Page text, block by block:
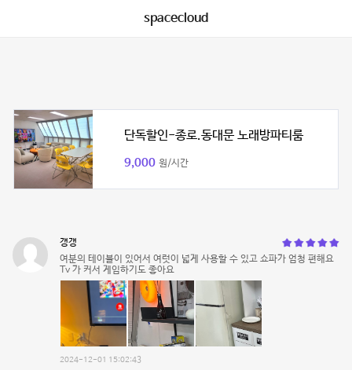
spacecloud
단독할인-종로.동대문 노래방파티룸
9,000 원/시간
갱갱
여분의 테이블이 있어서 여럿이 넓게 사용할 수 있고 쇼파가 엄청 편해요
Tv 가 커서 게임하기도 좋아요
2024-12-01 15:02:43